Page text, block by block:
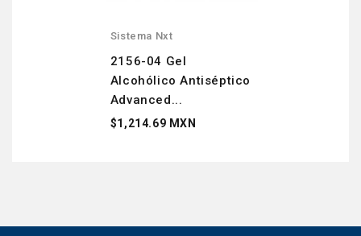
Sistema Nxt
2156-04 Gel
Alcohólico Antiséptico
Advanced...
$1,214.69 MXN